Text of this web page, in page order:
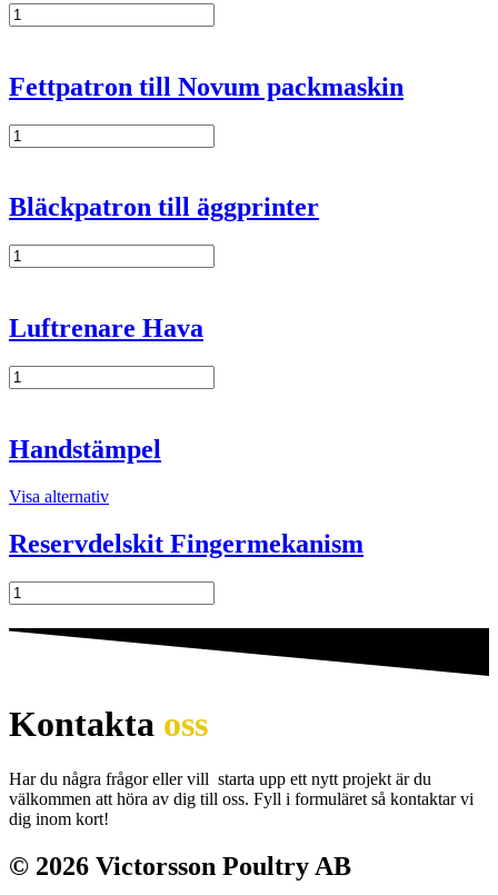
Oljepatron
till
mängd
Fettpatron till Novum packmaskin
Fettpatron
till
packmaskin
mängd
Bläckpatron till äggprinter
Bläckpatron
till
Luftrenare Hava
Luftrenare
Hava
Handstämpel
Visa alternativ
Reservdelskit Fingermekanism
Reservdelskit
Fingermekanism
mängd
Kontakta oss
Har du några frågor eller vill starta upp ett nytt projekt är du
välkommen att höra av dig till oss. Fyll i formuläret så kontaktar vi
dig inom kort!
© 2026 Victorsson Poultry AB